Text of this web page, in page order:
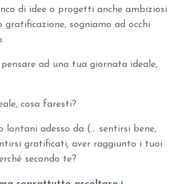
di idee o progetti anche ambiziosi
gratificazione, sogniamo ad occhi
pensare ad una tua giornata ideale,
cosa faresti?
lontani adesso da (… sentirsi bene,
gratificati, aver raggiunto i tuoi
secondo te?